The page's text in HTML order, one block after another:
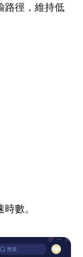
路徑，維持低
數。